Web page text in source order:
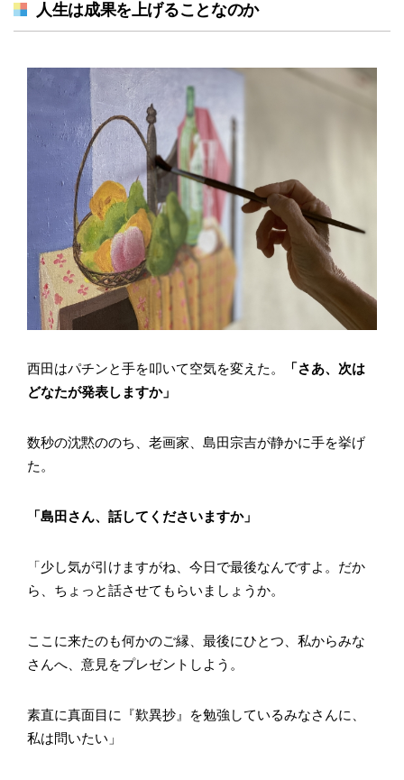
人生は成果を上げることなのか
西田はパチンと手を叩いて空気を変えた。
「さあ、次は
どなたが発表しますか」
数秒の沈黙ののち、老画家、島田宗吉が静かに手を挙げ
た。
「島田さん、話してくださいますか」
「少し気が引けますがね、今日で最後なんですよ。だか
ら、ちょっと話させてもらいましょうか。
ここに来たのも何かのご縁、最後にひとつ、私からみな
さんへ、意見をプレゼントしよう。
素直に真面目に『歎異抄』を勉強しているみなさんに、
私は問いたい」